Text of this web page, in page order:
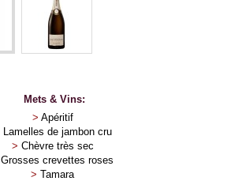
Mets & Vins:
> Apéritif
Lamelles de jambon cru
> Chèvre très sec
Grosses crevettes roses
> Tamara